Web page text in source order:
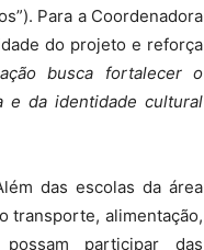
Para a Coordenadora
do projeto e reforça
busca fortalecer o
e da identidade cultural
das escolas da área
transporte, alimentação,
participar das